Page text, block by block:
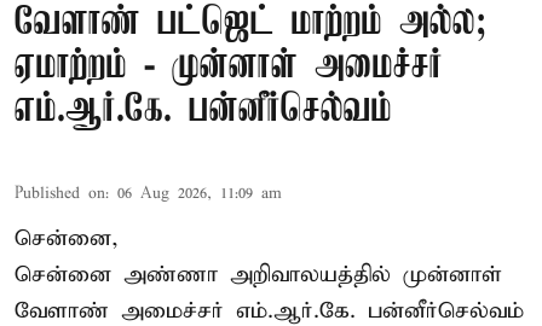
வேளாண் பட்ஜெட் மாற்றம் அல்ல;
ஏமாற்றம் - முன்னாள் அமைச்சர்
எம்.ஆர்.கே. பன்னீர்செல்வம்
Published on: 06 Aug 2026, 11:09 am
சென்னை,
சென்னை அண்ணா அறிவாலயத்தில் முன்னாள்
வேளாண் அமைச்சர் எம்.ஆர்.கே. பன்னீர்செல்வம்